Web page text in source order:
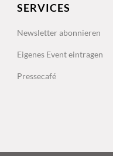
SERVICES
Newsletter abonnieren
Eigenes Event eintragen
Pressecafé